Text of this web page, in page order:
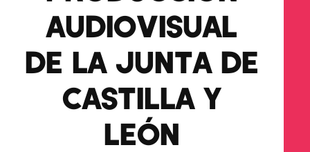
AUDIOVISUAL
DE LA JUNTA DE
CASTILLA Y
LEÓN